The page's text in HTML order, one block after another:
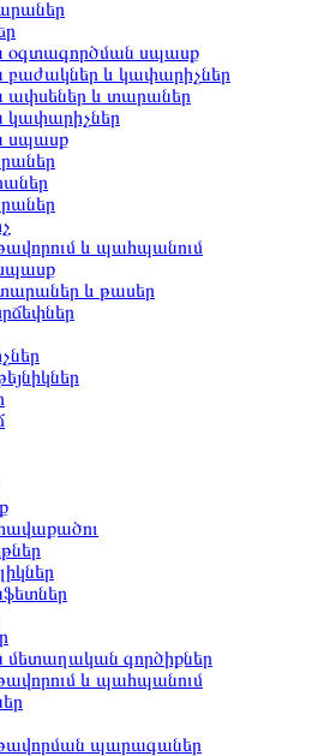
օգտագործման սպասք
և կափարիչներ
ափսեներ և տարաներ
սպասք
և պահպանում
և թասեր
մետաղական գործիքներ
և պահպանում
պարագաներ